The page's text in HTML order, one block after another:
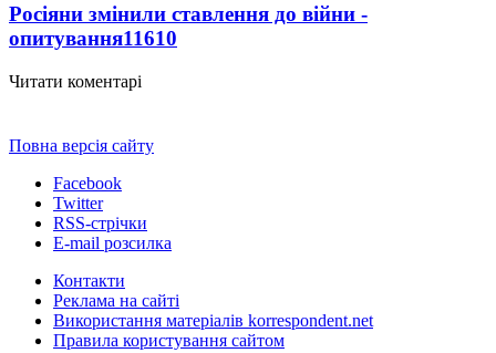
Росіяни змінили ставлення до війни -
опитування11610
Читати коментарі
Повна версія сайту
Facebook
Twitter
RSS-стрічки
E-mail розсилка
Контакти
Реклама на сайті
Використання матеріалів korrespondent.net
Правила користування сайтом